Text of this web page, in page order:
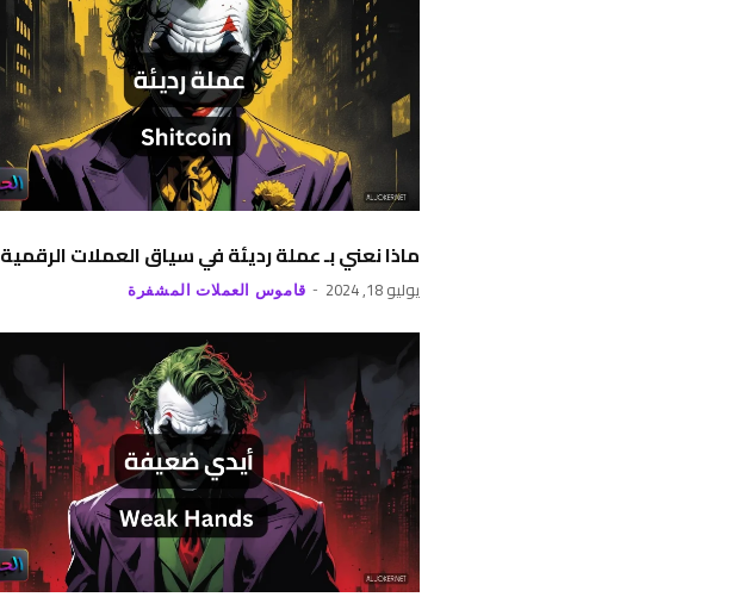
ماذا نعني بـ عملة رديئة في سياق العملات الرقمية
يوليو 18, 2024 قاموس العملات المشفرة